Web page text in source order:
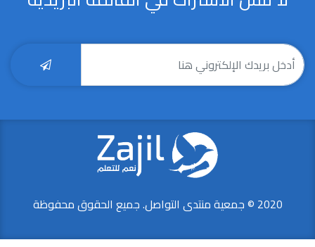
2020 © جمعية منتدى التواصل. جميع الحقوق محفوظة